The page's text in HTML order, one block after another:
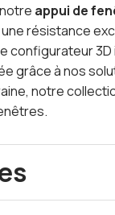
appui de
résistance
configurateur
grâce à nos
notre